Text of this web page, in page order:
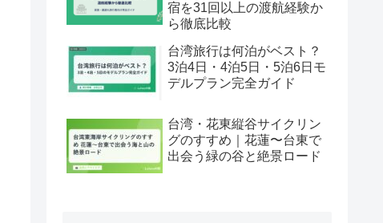
宿を31回以上の渡航経験か
ら徹底比較
台湾旅行は何泊がベスト？
3泊4日・4泊5日・5泊6日モ
デルプラン完全ガイド
台湾・花東縦谷サイクリン
グのすすめ｜花蓮〜台東で
出会う緑の谷と絶景ロード